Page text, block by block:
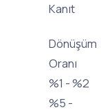
Kanıt
Dönüşüm
Oranı
%1 - %2
%5 -